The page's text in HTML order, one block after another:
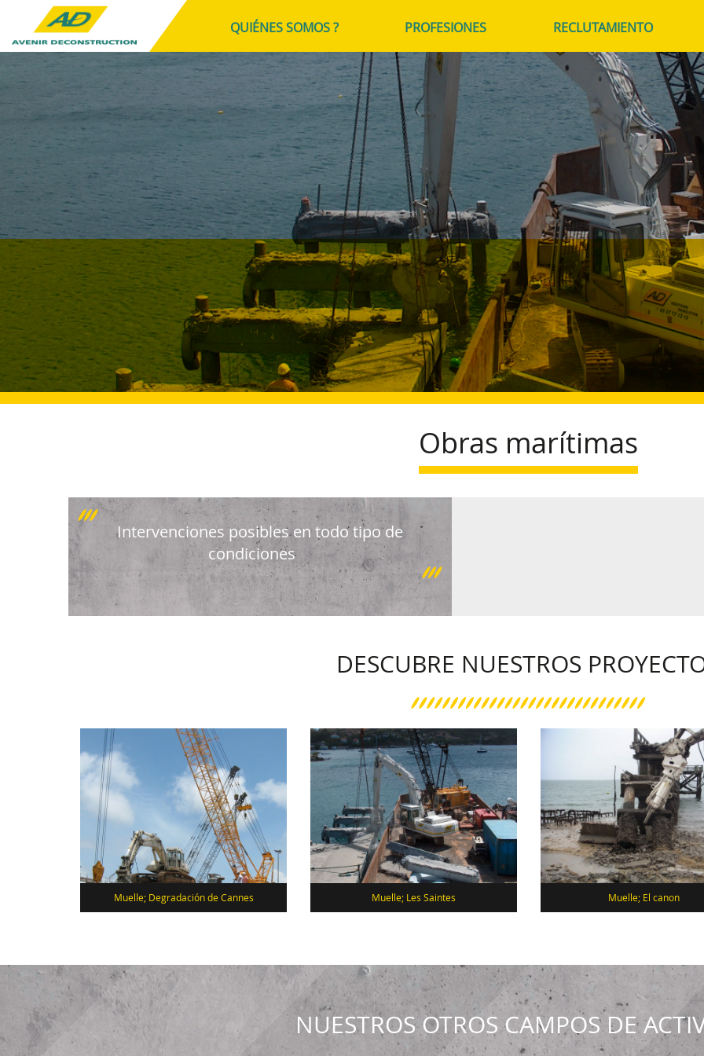
QUIÉNES SOMOS ? PROFESIONES RECLUTAMIENTO
Obras marítimas
Intervenciones posibles en todo tipo de
condiciones
DESCUBRE NUESTROS
Muelle; Degradación de Cannes Muelle; Les Saintes Muelle; El canon
NUESTROS OTROS CAMPOS DE